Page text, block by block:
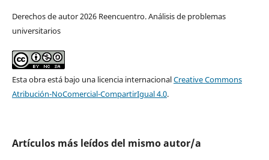
Derechos de autor 2026 Reencuentro. Análisis de problemas
universitarios
Esta obra está bajo una licencia internacionalCreative Commons
Atribución-NoComercial-CompartirIgual 4.0.
Artículos más leídos del mismo autor/a